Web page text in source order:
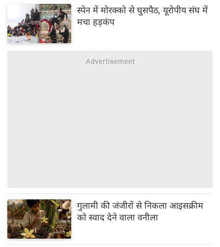
स्पेन में मोरक्को से घुसपैठ, यूरोपीय संघ में
मचा हड़कंप
गुलामी की जंजीरों से निकला आइसक्रीम
को स्वाद देने वाला वनीला